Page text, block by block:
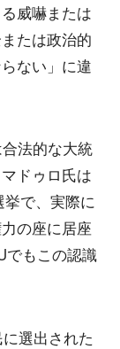
威嚇または
たは政治的
ない」に違
法的な大統
ドゥロ氏は
で、実際に
の座に居座
でもこの認識
選出された